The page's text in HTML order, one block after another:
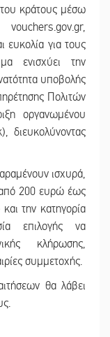
κράτους μέσω
ευκολία για τους
ενισχύει την
υποβολής
Πολιτών
οργανωμένου
διευκολύνοντας
ισχυρά,
από 200 ευρώ έως
την κατηγορία
επιλογής να
κλήρωσης,
συμμετοχής.
θα λάβει